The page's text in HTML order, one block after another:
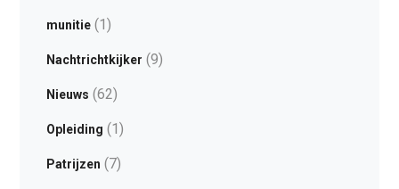
munitie(1)
Nachtrichtkijker (9)
Nieuws (62)
Opleiding (1)
Patrijzen (7)